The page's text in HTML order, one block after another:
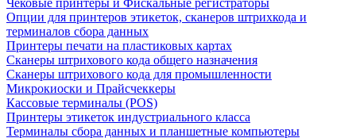
Чековые принтеры и Фискальные регистраторы
Опции для принтеров этикеток, сканеров штрихкода и
терминалов сбора данных
Принтеры печати на пластиковых картах
Сканеры штрихового кода общего назначения
Сканеры штрихового кода для промышленности
Микрокиоски и Прайсчеккеры
Кассовые терминалы (POS)
Принтеры этикеток индустриального класса
Терминалы сбора данных и планшетные компьютеры